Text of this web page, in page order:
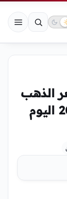
الذهب
في اليمن 22 ديسمبر 2024 اليوم